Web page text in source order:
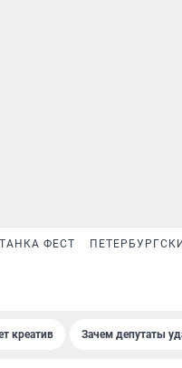
ФЕСТ
креатив Зачем депутаты